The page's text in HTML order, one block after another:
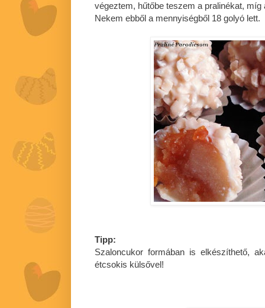
végeztem, hűtőbe teszem a pralinékat,
Nekem ebből a mennyiségből 18 golyó lett.
Tipp:
Szaloncukor formában is elkészíthető,
étcsokis külsővel!